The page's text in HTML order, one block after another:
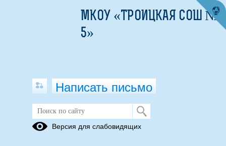
МКОУ «ТРОИЦКАЯ СОШ №
5»
Написать письмо
Версия для слабовидящих